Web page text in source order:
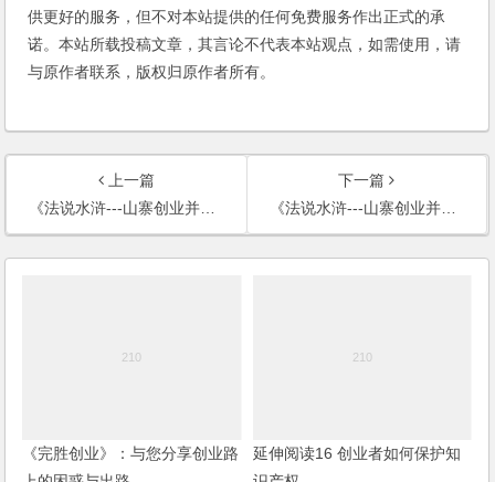
供更好的服务，但不对本站提供的任何免费服务作出正式的承
诺。本站所载投稿文章，其言论不代表本站观点，如需使用，请
与原作者联系，版权归原作者所有。
上一篇
《法说水浒---山寨创业并购传奇》目录
下一篇
《法说水浒---山寨创业并购传奇》编辑推荐
《完胜创业》：与您分享创业路
延伸阅读16 创业者如何保护知